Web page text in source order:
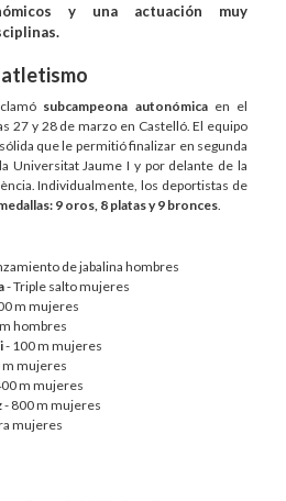
y una actuación muy
atletismo
subcampeona autonómicaen el
27 y 28 de marzo en Castelló. El equipo
que le permitió finalizar en segunda
Universitat Jaume I y por delante de la
Individualmente, los deportistas de
9 oros, 8 platas y 9 bronces
de jabalina hombres
- Triple salto mujeres
m mujeres
hombres
- 100 m mujeres
m mujeres
m mujeres
- 800 m mujeres
mujeres